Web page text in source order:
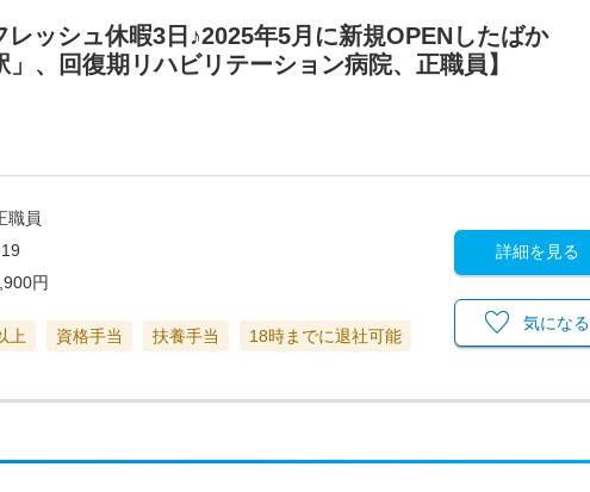
ッシュ休暇3日♪2025年5月に新規OPENしたばか
、回復期リハビリテーション病院、正職員】
職員
円
上 資格手当 扶養手当 18時までに退社可能
詳細を見る
気になる